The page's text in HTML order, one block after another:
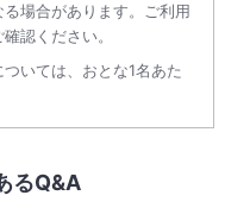
る場合があります。ご利用
認ください。
いては、おとな1名あた
るQ&A